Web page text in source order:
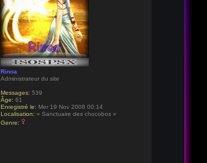
Rinoa
Administrateur du site
Messages: 539
Âge: 61
Enregistré le: Mer 19 Nov 2008 00:14
Localisation: « Sanctuaire des chocobos »
Genre: